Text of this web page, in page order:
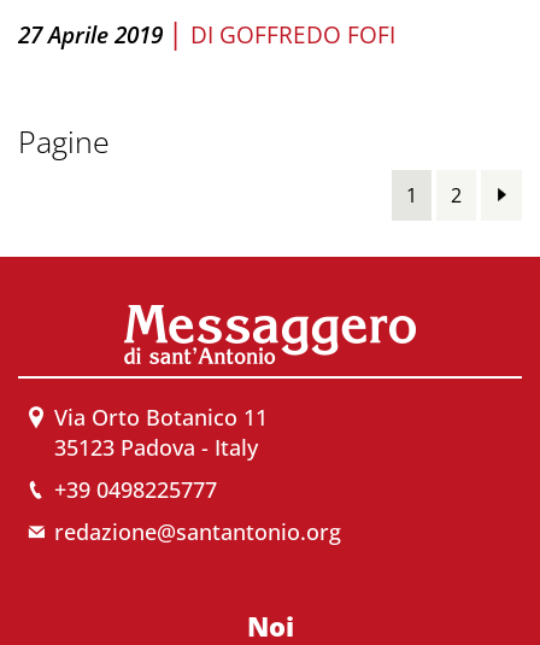
27 Aprile 2019 | DI GOFFREDO FOFI
Pagine
1 2
Via Orto Botanico 11
35123 Padova - Italy
+39 0498225777
redazione@santantonio.org
Noi